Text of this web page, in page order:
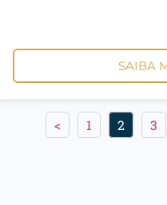
SAIBA
< 1 2 3